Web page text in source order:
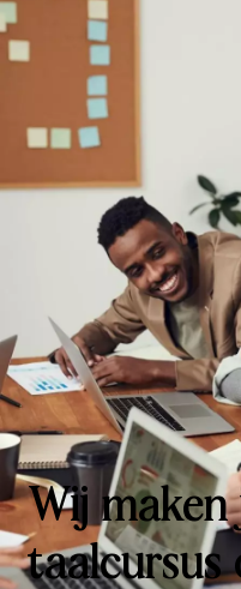
Wij maken
taalcursus